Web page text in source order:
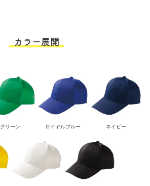
カラー展開
グリーン ロイヤルブルー ネイビー